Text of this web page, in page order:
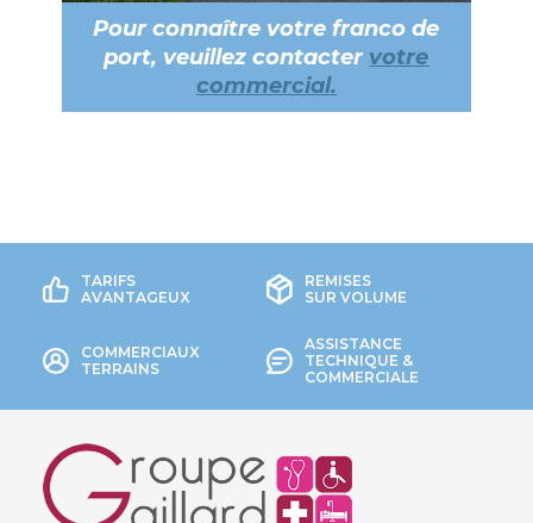
Pour connaître votre franco de
port, veuillez contacter votre
commercial.
TARIFS
AVANTAGEUX
REMISES
SUR VOLUME
COMMERCIAUX
TERRAINS
ASSISTANCE
TECHNIQUE &
COMMERCIALE